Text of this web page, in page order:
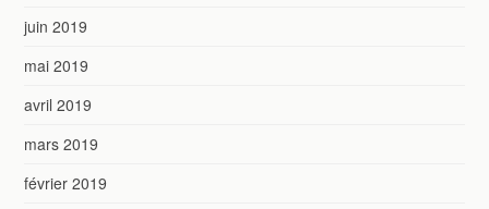
juin 2019
mai 2019
avril 2019
mars 2019
février 2019